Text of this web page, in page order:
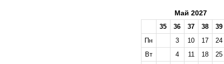
Май 2027
35 36 37 38
39
Пн
3 10 17
24
Вт
4 11 18
25